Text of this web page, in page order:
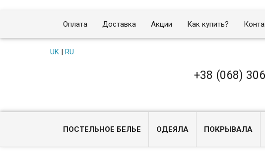
Оплата Доставка Акции Как купить?
UK| RU
+38 (068)
ПОСТЕЛЬНОЕ БЕЛЬЕ ОДЕЯЛА ПОКРЫВАЛА